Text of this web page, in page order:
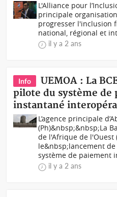
L'Alliance pour
principale
progresser l'inclusion
national, régional et
il y a 2 ans
Info
UEMOA : La
pilote du système de
instantané
L’agence principale
(Ph)&nbsp;&nbsp;La
de l'Afrique de l'Ouest
le&nbsp;lancement
système de paiement
il y a 2 ans